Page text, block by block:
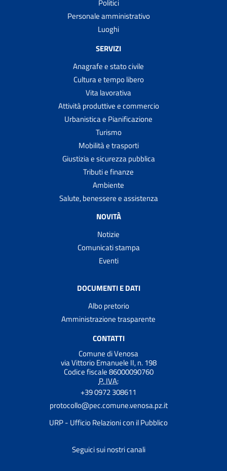
Politici
Personale amministrativo
Luoghi
SERVIZI
Anagrafe e stato civile
Cultura e tempo libero
Vita lavorativa
Attività produttive e commercio
Urbanistica e Pianificazione
Turismo
Mobilità e trasporti
Giustizia e sicurezza pubblica
Tributi e finanze
Ambiente
Salute, benessere e assistenza
NOVITÀ
Notizie
Comunicati stampa
Eventi
DOCUMENTI E DATI
Albo pretorio
Amministrazione trasparente
CONTATTI
Comune di Venosa
via Vittorio Emanuele II, n. 198
Codice fiscale 86000090760
P. IVA:
+39 0972 308611
protocollo@pec.comune.venosa.pz.it
URP - Ufficio Relazioni con il Pubblico
Seguici sui nostri canali